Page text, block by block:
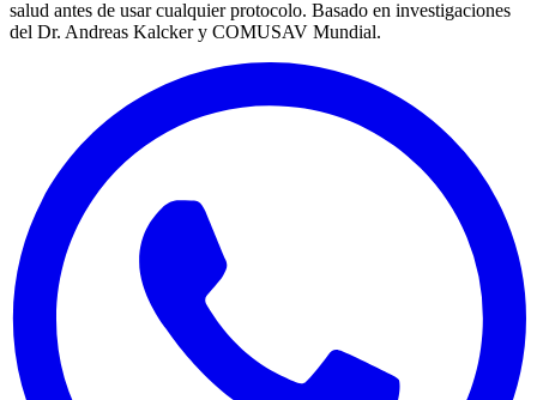
salud antes de usar cualquier protocolo. Basado en investigaciones
del Dr. Andreas Kalcker y COMUSAV Mundial.